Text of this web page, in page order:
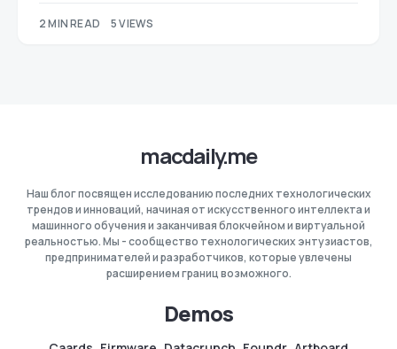
2 MIN READ 5 VIEWS
macdaily.me
Наш блог посвящен исследованию последних технологических
трендов и инноваций, начиная от искусственного интеллекта и
машинного обучения и заканчивая блокчейном и виртуальной
реальностью. Мы - сообщество технологических энтузиастов,
предпринимателей и разработчиков, которые увлечены
расширением границ возможного.
Demos